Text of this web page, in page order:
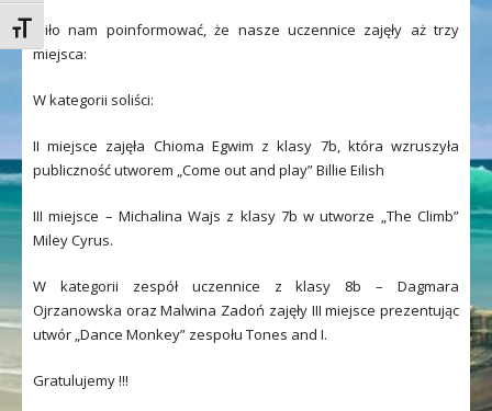
Toggle Font size
Miło nam poinformować, że nasze uczennice zajęły aż trzy
miejsca:
W kategorii soliści:
II miejsce zajęła Chioma Egwim z klasy 7b, która wzruszyła
publiczność utworem „Come out and play” Billie Eilish
III miejsce – Michalina Wajs z klasy 7b w utworze „The Climb”
Miley Cyrus.
W kategorii zespół uczennice z klasy 8b – Dagmara
Ojrzanowska oraz Malwina Zadoń zajęły III miejsce prezentując
utwór „Dance Monkey” zespołu Tones and I.
Gratulujemy !!!